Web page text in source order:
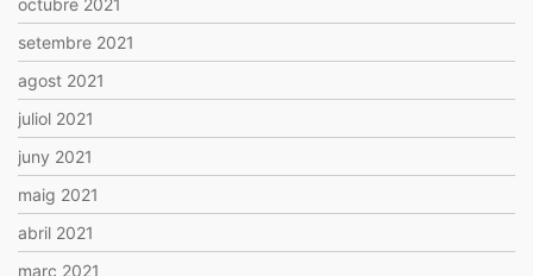
octubre 2021
setembre 2021
agost 2021
juliol 2021
juny 2021
maig 2021
abril 2021
març 2021